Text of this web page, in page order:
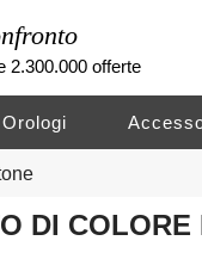
2.300.000 offerte
DI